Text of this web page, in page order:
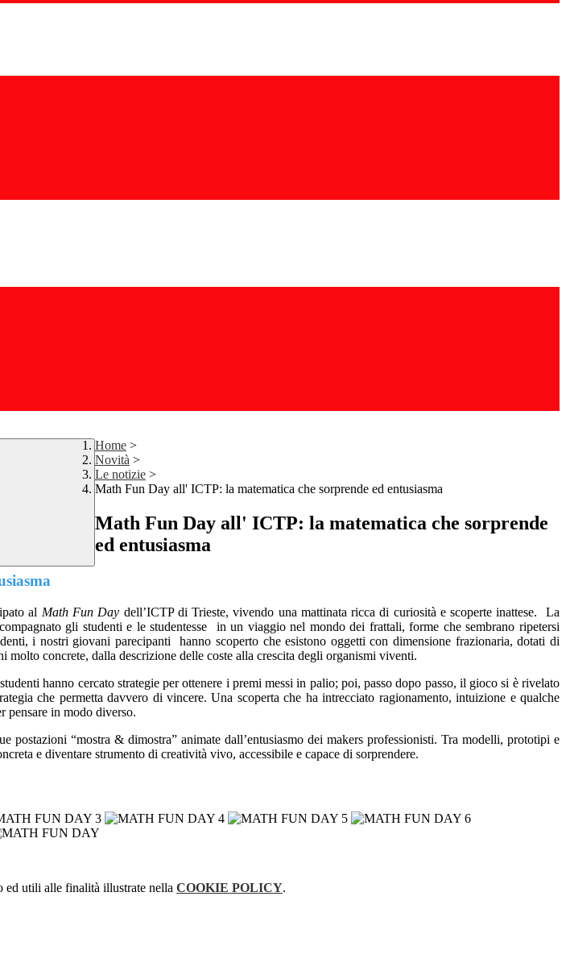
Home >
Novità >
Le notizie >
Math Fun Day all' ICTP: la matematica che sorprende ed entusiasma
Math Fun Day all' ICTP: la matematica che sorprende
ed entusiasma
al Math Fun Day dell’ICTP di Trieste, vivendo una mattinata ricca di curiosità e scoperte inattese. La
gli studenti e le studentesse in un viaggio nel mondo dei frattali, forme che sembrano ripetersi
i nostri giovani parecipanti hanno scoperto che esistono oggetti con dimensione frazionaria, dotati di
molto concrete, dalla descrizione delle coste alla crescita degli organismi viventi.
hanno cercato strategie per ottenere i premi messi in palio; poi, passo dopo passo, il gioco si è rivelato
che permetta davvero di vincere. Una scoperta che ha intrecciato ragionamento, intuizione e qualche
pensare in modo diverso.
“mostra & dimostra” animate dall’entusiasmo dei makers professionisti. Tra modelli, prototipi e
e diventare strumento di creatività vivo, accessibile e capace di sorprendere.
ed utili alle finalità illustrate nella COOKIE POLICY.